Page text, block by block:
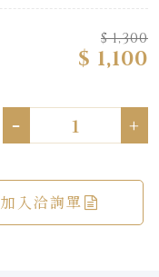
$ 1,300
$ 1,100
- +
加入洽詢單